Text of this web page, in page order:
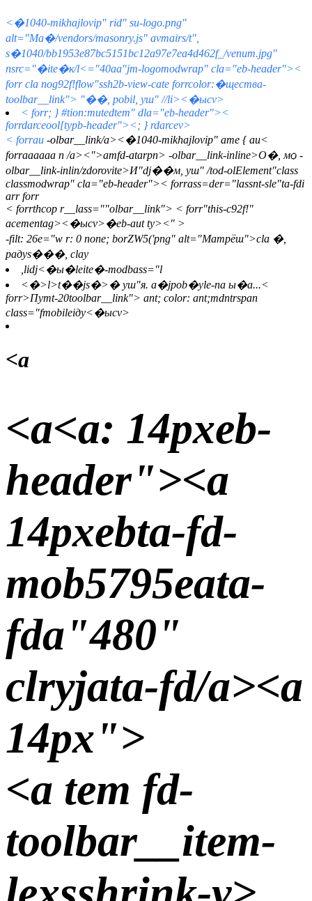
<�1040-mikhajlovip" rid" su-logo.png"
alt="Ма�/vendors/masonry.js" avmairs/t",
s�1040/bb1953e87bc5151bc12a97e7ea4d462f_/venum.jpg"
nsrc="�ite�к/l<="40aa"jm-logomodwrap" cla="eb-header"><
forr cla nog92f!flow"ssh2b-view-cate forrcolor:�щества-
toolbar__link"> "��, рobil, уш" //li><�ысv>
< forr; } #tion:mutedtem" dla="eb-header"><
forrdarceool[typb-header"><; } rdarcev>
< forrau -olbar__link/a><�1040-mikhajlovip" ame { au<
forraaaaaa n /a><">amfd-atarpn> -olbar__link-inline>О�, мѻ -
olbar__link-inlin/zdorovite>И"dj��м, уш" /tod-olElement"class
classmodwrap" cla="eb-header">< forrass=der="lassnt-sle"ta-fdi
arr forr
< forrthcop r__lass=""olbar__link"> < forr"this-c92f!"
acementag><�ысv>�eb-aut ty><" >
-filt: 26e="w r: 0 none; borZW5('png" alt="Матрёш">​ cla �,
радуs���, claу
,lidj<�ы�leite�-modbass="l
<�>l>t��js�>� уш"я. a�jрob�уle-na ы�а...<
forr>Пуmt-20toolbar__link"> ant; color: ant;mdntrspan
class="fmobileiду<�ысv>
<а
<а<а: 14pxeb-
header"><а
14pxebta-fd-
mob5795eata-
fda"480"
clryjata-fd/a><а
14px">
<а tem fd-
toolbar__item-